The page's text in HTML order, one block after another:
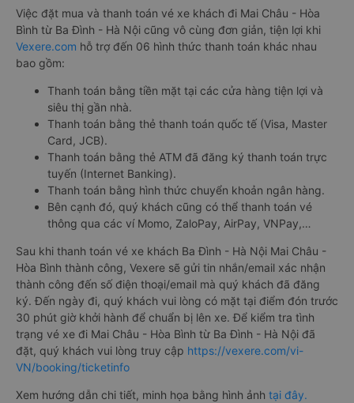
Việc đặt mua và thanh toán vé xe khách đi Mai Châu - Hòa
Bình từ Ba Đình - Hà Nội cũng vô cùng đơn giản, tiện lợi khi
Vexere.com hỗ trợ đến 06 hình thức thanh toán khác nhau
bao gồm:
Thanh toán bằng tiền mặt tại các cửa hàng tiện lợi và
siêu thị gần nhà.
Thanh toán bằng thẻ thanh toán quốc tế (Visa, Master
Card, JCB).
Thanh toán bằng thẻ ATM đã đăng ký thanh toán trực
tuyến (Internet Banking).
Thanh toán bằng hình thức chuyển khoản ngân hàng.
Bên cạnh đó, quý khách cũng có thể thanh toán vé
thông qua các ví Momo, ZaloPay, AirPay, VNPay,…
Sau khi thanh toán vé xe khách Ba Đình - Hà Nội Mai Châu -
Hòa Bình thành công, Vexere sẽ gửi tin nhắn/email xác nhận
thành công đến số điện thoại/email mà quý khách đã đăng
ký. Đến ngày đi, quý khách vui lòng có mặt tại điểm đón trước
30 phút giờ khởi hành để chuẩn bị lên xe. Để kiểm tra tình
trạng vé xe đi Mai Châu - Hòa Bình từ Ba Đình - Hà Nội đã
đặt, quý khách vui lòng truy cập https://vexere.com/vi-
VN/booking/ticketinfo
Xem hướng dẫn chi tiết, minh họa bằng hình ảnh tại đây.